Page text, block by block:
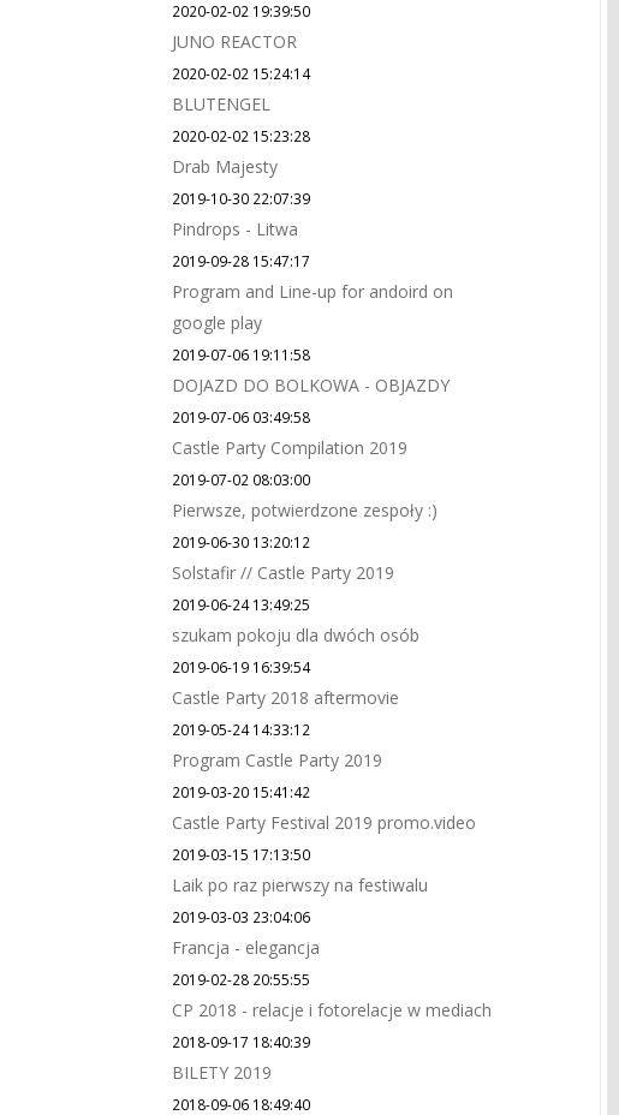
2020-02-02 19:39:50
JUNO REACTOR
2020-02-02 15:24:14
BLUTENGEL
2020-02-02 15:23:28
Drab Majesty
2019-10-30 22:07:39
Pindrops - Litwa
2019-09-28 15:47:17
Program and Line-up for andoird on
google play
2019-07-06 19:11:58
DOJAZD DO BOLKOWA - OBJAZDY
2019-07-06 03:49:58
Castle Party Compilation 2019
2019-07-02 08:03:00
Pierwsze, potwierdzone zespoły :)
2019-06-30 13:20:12
Solstafir // Castle Party 2019
2019-06-24 13:49:25
szukam pokoju dla dwóch osób
2019-06-19 16:39:54
Castle Party 2018 aftermovie
2019-05-24 14:33:12
Program Castle Party 2019
2019-03-20 15:41:42
Castle Party Festival 2019 promo.video
2019-03-15 17:13:50
Laik po raz pierwszy na festiwalu
2019-03-03 23:04:06
Francja - elegancja
2019-02-28 20:55:55
CP 2018 - relacje i fotorelacje w mediach
2018-09-17 18:40:39
BILETY 2019
2018-09-06 18:49:40